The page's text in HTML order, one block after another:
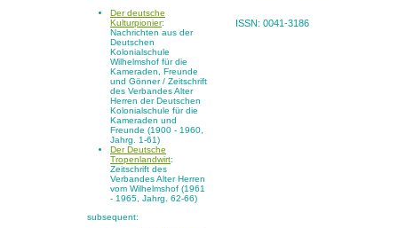
Der deutsche
Kulturpionier:
Nachrichten aus der
Deutschen
Kolonialschule
Wilhelmshof für die
Kameraden, Freunde
und Gönner / Zeitschrift
des Verbandes Alter
Herren der Deutschen
Kolonialschule für die
Kameraden und
Freunde (1900 - 1960,
Jahrg. 1-61)
Der Deutsche
Tropenlandwirt:
Zeitschrift des
Verbandes Alter Herren
vom Wilhelmshof (1961
- 1965, Jahrg. 62-66)
subsequent:
ISSN: 0041-3186